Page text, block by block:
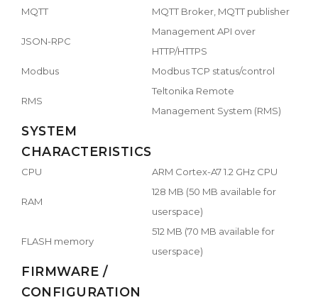
MQTT MQTT Broker, MQTT publisher
JSON-RPC
Management API over
HTTP/HTTPS
Modbus
Modbus TCP status/control
RMS
Teltonika Remote
Management System (RMS)
SYSTEM
CHARACTERISTICS
CPU ARM Cortex-A7 1.2 GHz CPU
RAM
128 MB (50 MB available for
userspace)
FLASH memory
512 MB (70 MB available for
userspace)
FIRMWARE /
CONFIGURATION